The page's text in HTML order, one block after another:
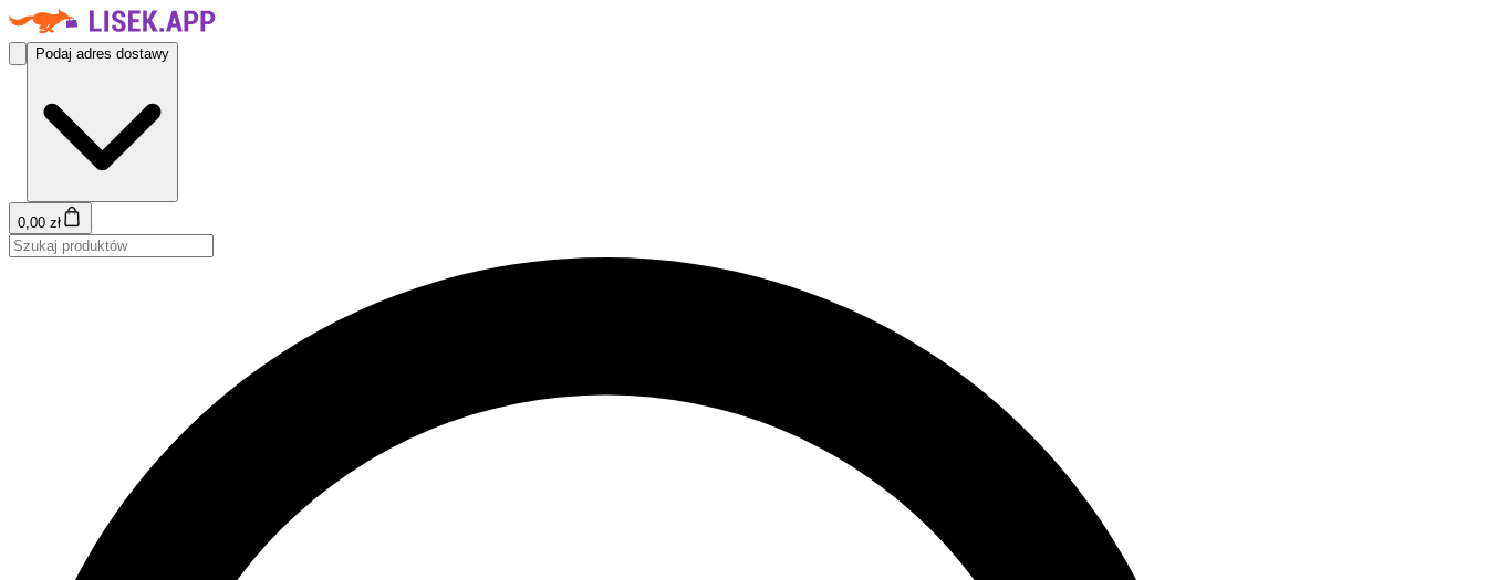
Podaj adres dostawy
0,00 zł